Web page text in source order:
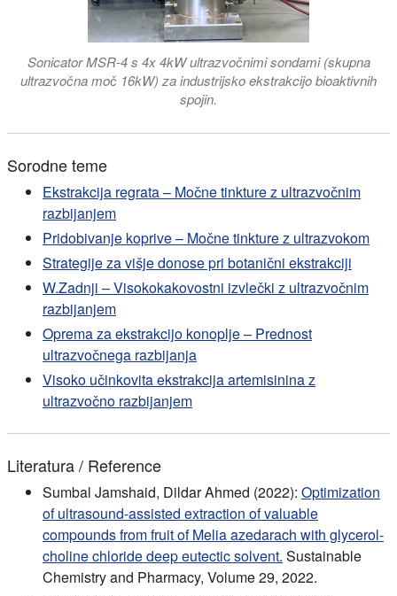
Sonicator MSR-4 s 4x 4kW ultrazvočnimi sondami (skupna
ultrazvočna moč 16kW) za industrijsko ekstrakcijo bioaktivnih
spojin.
Sorodne teme
Ekstrakcija regrata – Močne tinkture z ultrazvočnim
razbijanjem
Pridobivanje koprive – Močne tinkture z ultrazvokom
Strategije za višje donose pri botanični ekstrakciji
W.Zadnji – Visokokakovostni izvlečki z ultrazvočnim
razbijanjem
Oprema za ekstrakcijo konoplje – Prednost
ultrazvočnega razbijanja
Visoko učinkovita ekstrakcija artemisinina z
ultrazvočno razbijanjem
Literatura / Reference
Sumbal Jamshaid, Dildar Ahmed (2022): Optimization
of ultrasound-assisted extraction of valuable
compounds from fruit of Melia azedarach with glycerol-
choline chloride deep eutectic solvent. Sustainable
Chemistry and Pharmacy, Volume 29, 2022.